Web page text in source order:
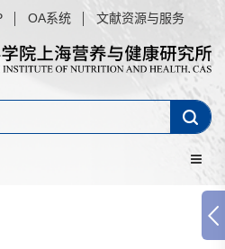
OA系统 文献资源与服务